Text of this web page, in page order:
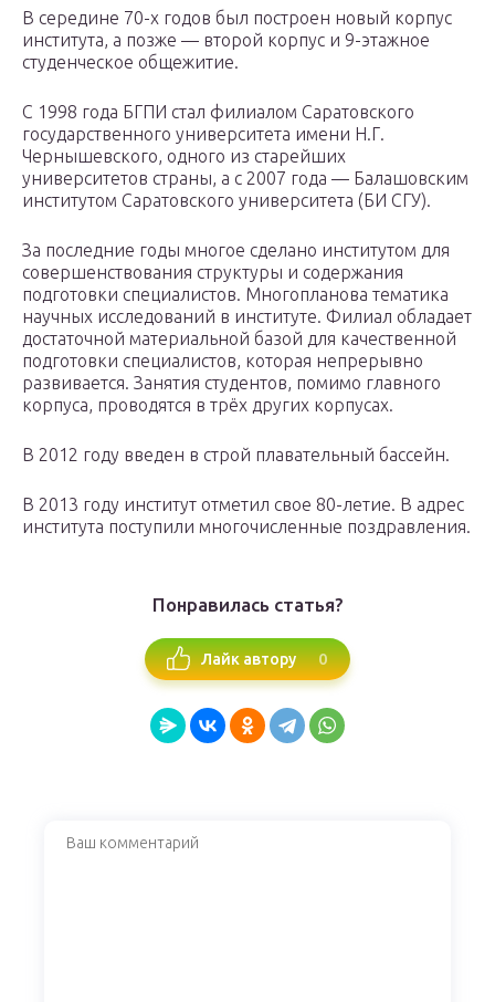
В середине 70-х годов был построен новый корпус
института, а позже — второй корпус и 9-этажное
студенческое общежитие.
С 1998 года БГПИ стал филиалом Саратовского
государственного университета имени Н.Г.
Чернышевского, одного из старейших
университетов страны, а с 2007 года — Балашовским
институтом Саратовского университета (БИ СГУ).
За последние годы многое сделано институтом для
совершенствования структуры и содержания
подготовки специалистов. Многопланова тематика
научных исследований в институте. Филиал обладает
достаточной материальной базой для качественной
подготовки специалистов, которая непрерывно
развивается. Занятия студентов, помимо главного
корпуса, проводятся в трёх других корпусах.
В 2012 году введен в строй плавательный бассейн.
В 2013 году институт отметил свое 80-летие. В адрес
института поступили многочисленные поздравления.
Понравилась статья?
Лайк автору 0